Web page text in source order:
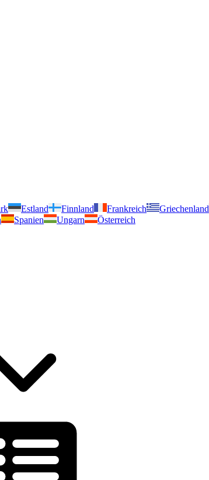
Estland Finnland Frankreich Griechenland
Spanien Ungarn Österreich